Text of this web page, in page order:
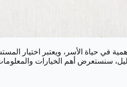
في حياة الأسر، ويعتبر
سنستعرض أهم الخيارات